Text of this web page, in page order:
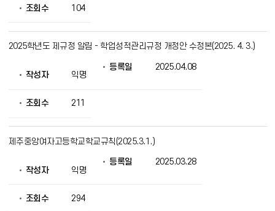
조회수 104
2025학년도 제규정 알림 - 학업성적관리규정 개정안 수정본(2025. 4. 3.)
작성자 익명
등록일 2025.04.08
조회수 211
제주중앙여자고등학교학교규칙(2025.3.1.)
작성자 익명
등록일 2025.03.28
조회수 294